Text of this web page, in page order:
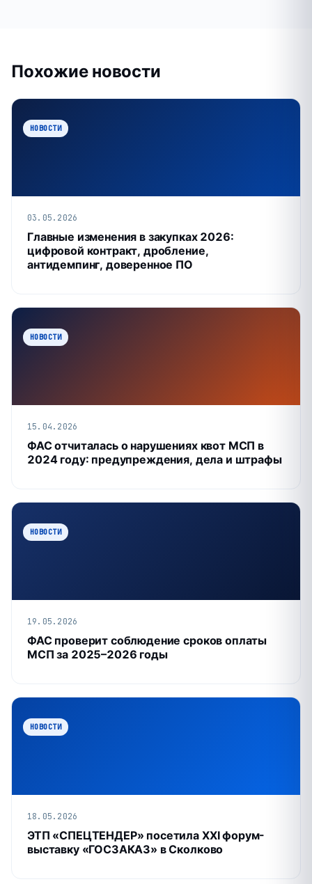
Похожие новости
НОВОСТИ
03.05.2026
Главные изменения в закупках 2026:
цифровой контракт, дробление,
антидемпинг, доверенное ПО
НОВОСТИ
15.04.2026
ФАС отчиталась о нарушениях квот МСП в
2024 году: предупреждения, дела и штрафы
НОВОСТИ
19.05.2026
ФАС проверит соблюдение сроков оплаты
МСП за 2025–2026 годы
НОВОСТИ
18.05.2026
ЭТП «СПЕЦТЕНДЕР» посетила XXI форум-
выставку «ГОСЗАКАЗ» в Сколково